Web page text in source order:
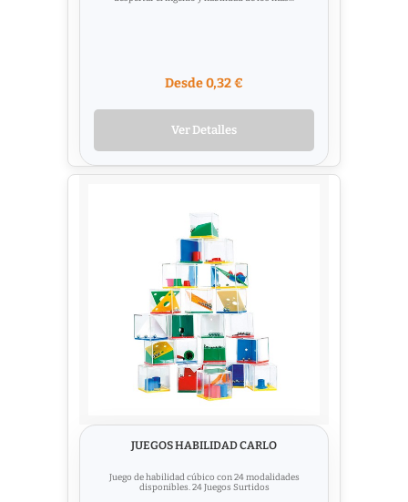
Desde 0,32 €
Ver Detalles
JUEGOS HABILIDAD CARLO
Juego de habilidad cúbico con 24 modalidades
disponibles. 24 Juegos Surtidos